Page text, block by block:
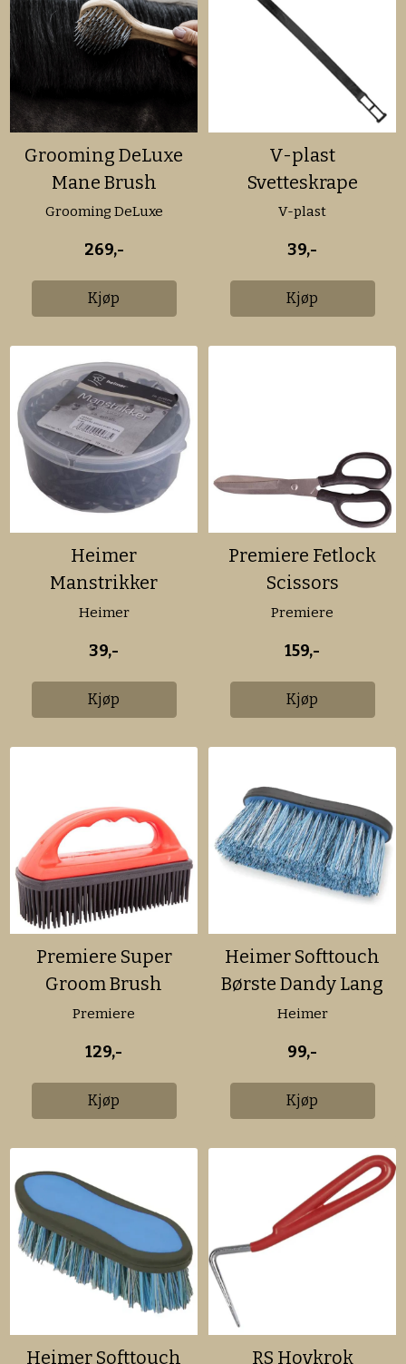
Grooming DeLuxe
Mane Brush
Grooming DeLuxe
269,-
Kjøp
V-plast
Svetteskrape
V-plast
39,-
Kjøp
Heimer
Manstrikker
Silikon Rubber
Heimer
39,-
Kjøp
Premiere Fetlock
Scissors
Premiere
159,-
Kjøp
Premiere Super
Groom Brush
Premiere
129,-
Kjøp
Heimer Softtouch
Børste Dandy Lang
Bust
Heimer
99,-
Kjøp
Heimer Softtouch
RS Hovkrok